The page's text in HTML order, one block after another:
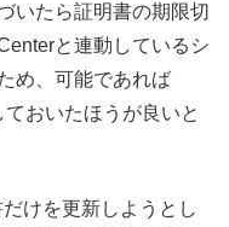
いたら証明書の期限切
と連動しているシ
め、可能であれば
おいたほうが良いと
けを更新しようとし